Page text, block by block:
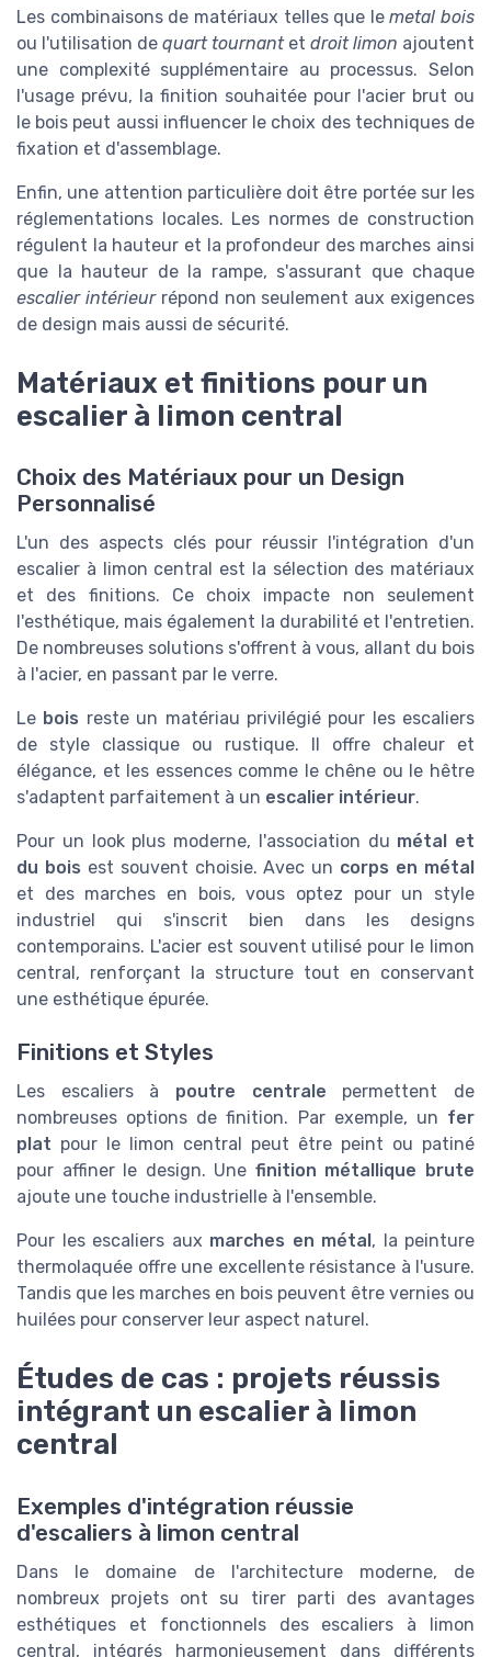
Les combinaisons de matériaux telles que lemetal bois
ou l'utilisation de quart tournantet droit limon ajoutent
une complexité supplémentaire au processus. Selon
l'usage prévu, la finition souhaitée pour l'acier brut ou
le bois peut aussi influencer le choix des techniques de
fixation et d'assemblage.
Enfin, une attention particulière doit être portée sur les
réglementations locales. Les normes de construction
régulent la hauteur et la profondeur des marches ainsi
que la hauteur de la rampe, s'assurant que chaque
escalier intérieurrépond non seulement aux exigences
de design mais aussi de sécurité.
Matériaux et finitions pour un
escalier à limon central
Choix des Matériaux pour un Design
Personnalisé
L'un des aspects clés pour réussir l'intégration d'un
escalier à limon central est la sélection des matériaux
et des finitions. Ce choix impacte non seulement
l'esthétique, mais également la durabilité et l'entretien.
De nombreuses solutions s'offrent à vous, allant du bois
à l'acier, en passant par le verre.
Le bois reste un matériau privilégié pour les escaliers
de style classique ou rustique. Il offre chaleur et
élégance, et les essences comme le chêne ou le hêtre
s'adaptent parfaitement à un escalier intérieur.
Pour un look plus moderne, l'association du métal et
du bois est souvent choisie. Avec un corps en métal
et des marches en bois, vous optez pour un style
industriel qui s'inscrit bien dans les designs
contemporains. L'acier est souvent utilisé pour le limon
central, renforçant la structure tout en conservant
une esthétique épurée.
Finitions et Styles
Les escaliers à poutre centrale permettent de
nombreuses options de finition. Par exemple, un fer
plat pour le limon central peut être peint ou patiné
pour affiner le design. Une finition métallique brute
ajoute une touche industrielle à l'ensemble.
Pour les escaliers aux marches en métal , la peinture
thermolaquée offre une excellente résistance à l'usure.
Tandis que les marches en bois peuvent être vernies ou
huilées pour conserver leur aspect naturel.
Études de cas : projets réussis
intégrant un escalier à limon
central
Exemples d'intégration réussie
d'escaliers à limon central
Dans le domaine de l'architecture moderne, de
nombreux projets ont su tirer parti des avantages
esthétiques et fonctionnels des escaliers à limon
central, intégrés harmonieusement dans différents